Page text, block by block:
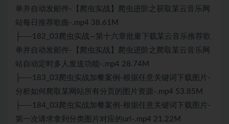
单并自动发邮件-【爬虫实战】爬虫进阶之获取某云音乐网
站每日推荐歌曲-.mp4 38.61M
├──182_03爬虫实战—第十六章批量下载某云音乐推荐歌
单并自动发邮件-【爬虫实战】爬虫进阶之爬取某云音乐网
站自动定时多人发送功能-.mp4 28.74M
├──183_03爬虫实战加餐案例-根据任意关键词下载图片-
分析如何爬取某网站所有分页的图片资源-.mp4 53.85M
├──184_03爬虫实战加餐案例-根据任意关键词下载图片-
第一次请求拿到分类图片对应的url-.mp4 21.22M